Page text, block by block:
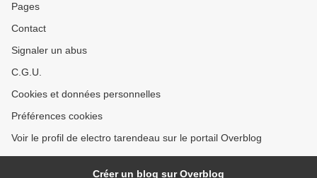
Pages
Contact
Signaler un abus
C.G.U.
Cookies et données personnelles
Préférences cookies
Voir le profil de electro tarendeau sur le portail Overblog
Créer un blog sur Overblog